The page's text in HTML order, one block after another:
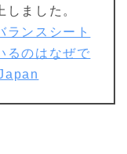
ました。
ランスシート
るのはなぜで